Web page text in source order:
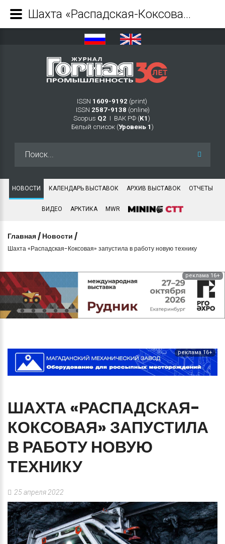
ISSN 1609-9192 (print)
ISSN 2587-9138 (online)
Scopus Q2 Ι ВАК РФ (K1 )
Белый список (Уровень 1 )
НОВОСТИ КАЛЕНДАРЬ ВЫСТАВОК АРХИВ ВЫСТАВОК ОТЧЕТЫ
ВИДЕО АРКТИКА MWR
Главная / Новости /
Шахта «Распадская-Коксовая» запустила в работу новую технику
реклама 16+
реклама 16+
ШАХТА «РАСПАДСКАЯ-
КОКСОВАЯ» ЗАПУСТИЛА
В РАБОТУ НОВУЮ
ТЕХНИКУ
25 апреля 2022
Шахта «Распадская-Коксовая» запустила в работу новую технику - Журнал Горная промышленность